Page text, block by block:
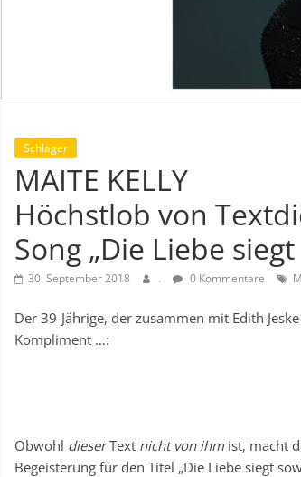
Schlager
MAITE KELLY
Höchstlob von
Song „Die Liebe
30. September 2018 . 0 Kommentare
Der 39-Jährige, der zusammen mit Edith
Kompliment …:
Obwohl dieserText nicht von ihm ist, macht
Begeisterung für den Titel „Die Liebe siegt